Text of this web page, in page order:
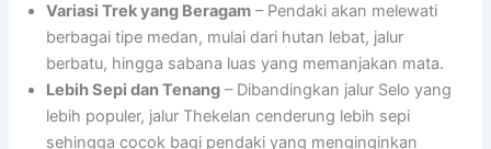
Variasi Trek yang Beragam – Pendaki akan melewati
berbagai tipe medan, mulai dari hutan lebat, jalur
berbatu, hingga sabana luas yang memanjakan mata.
Lebih Sepi dan Tenang – Dibandingkan jalur Selo yang
lebih populer, jalur Thekelan cenderung lebih sepi
sehingga cocok bagi pendaki yang menginginkan